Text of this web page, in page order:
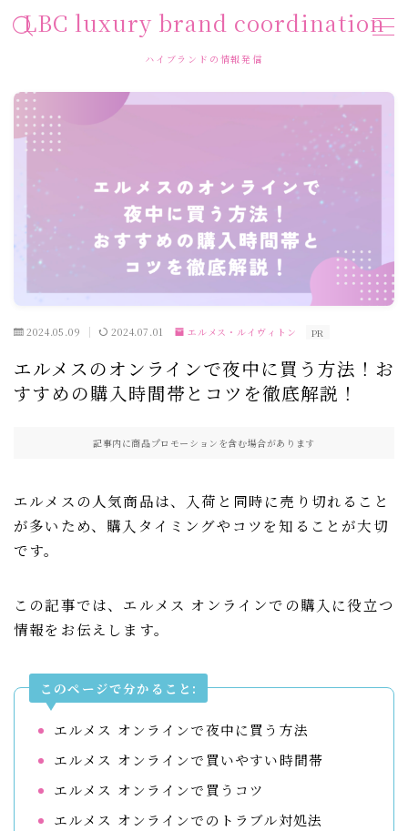
LBC luxury brand coordination
ハイブランドの情報発信
HOME
お問い合わせ
プライバシーポリシー
利用規約／特定商取引法に基づく表記
2024.05.09 2024.07.01 エルメス・ルイヴィトン PR
エルメスのオンラインで夜中に買う方法！お
すすめの購入時間帯とコツを徹底解説！
記事内に商品プロモーションを含む場合があります
エルメスの人気商品は、入荷と同時に売り切れること
が多いため、購入タイミングやコツを知ることが大切
です。
この記事では、エルメス オンラインでの購入に役立つ
情報をお伝えします。
このページで分かること:
エルメス オンラインで夜中に買う方法
エルメス オンラインで買いやすい時間帯
エルメス オンラインで買うコツ
エルメス オンラインでのトラブル対処法